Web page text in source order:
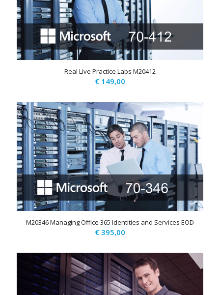
Real Live Practice Labs M20412
€149,00
M20346 Managing Office 365 Identities and Services EOD
€395,00